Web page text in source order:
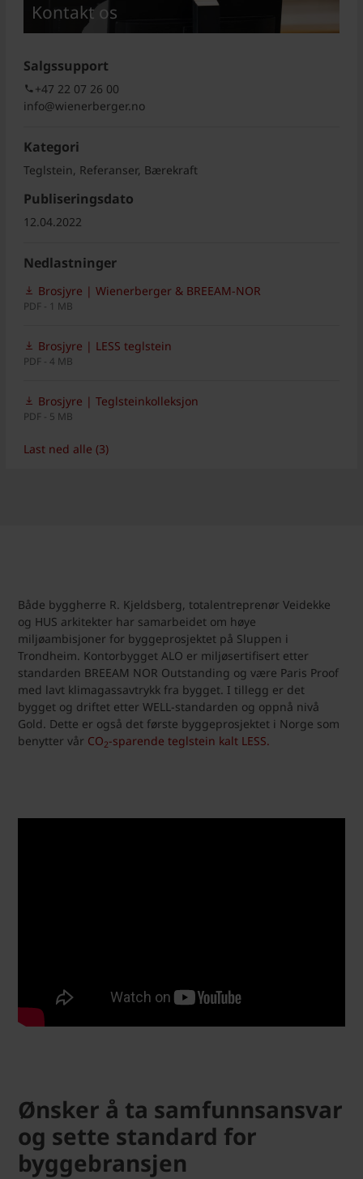
Kontakt os
Salgssupport
+47 22 07 26 00
info@wienerberger.no
Kategori
Teglstein, Referanser, Bærekraft
Publiseringsdato
12.04.2022
Nedlastninger
Brosjyre | Wienerberger & BREEAM-NOR
PDF - 1 MB
Brosjyre | LESS teglstein
PDF - 4 MB
Brosjyre | Teglsteinkolleksjon
PDF - 5 MB
Last ned alle (3)
Både byggherre R. Kjeldsberg, totalentreprenør Veidekke
og HUS arkitekter har samarbeidet om høye
miljøambisjoner for byggeprosjektet på Sluppen i
Trondheim. Kontorbygget ALO er miljøsertifisert etter
standarden BREEAM NOR Outstanding og være Paris Proof
med lavt klimagassavtrykk fra bygget. I tillegg er det
bygget og driftet etter WELL-standarden og oppnå nivå
Gold. Dette er også det første byggeprosjektet i Norge som
benytter vår CO2-sparende teglstein kalt LESS.
Ønsker å ta samfunnsansvar
og sette standard for
byggebransjen